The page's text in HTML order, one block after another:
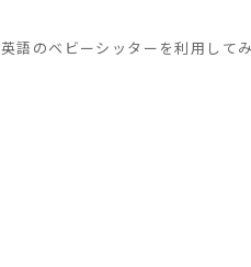
英語のベビーシッターを利用して